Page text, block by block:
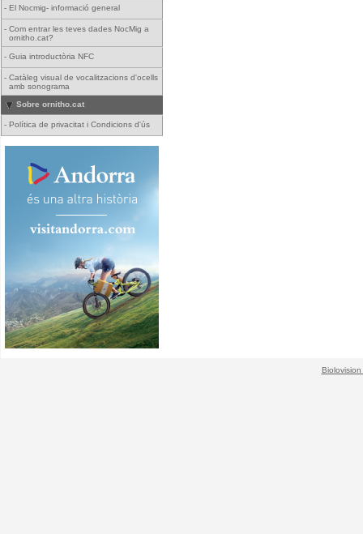
- El Nocmig- informació general
- Com entrar les teves dades NocMig a
ornitho.cat?
- Guia introductòria NFC
- Catàleg visual de vocalitzacions d'ocells
amb sonograma
Sobre ornitho.cat
- Política de privacitat i Condicions d'ús
Biolovision